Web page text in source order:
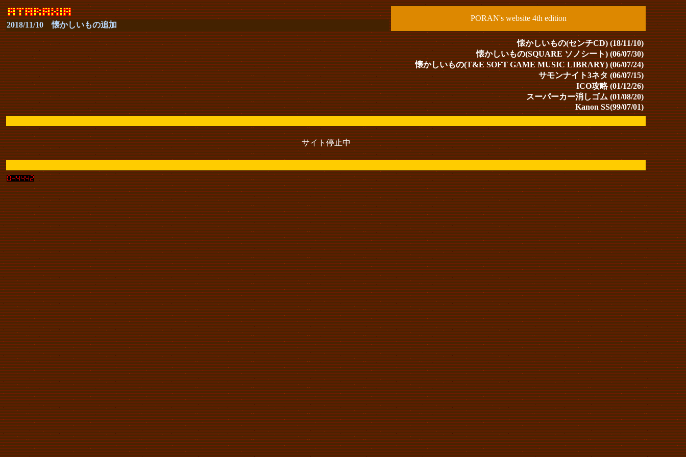
PORAN's website 4th edition
2018/11/10 懐かしいもの追加
懐かしいもの(センチCD) (18/11/10)
懐かしいもの(SQUARE ソノシート) (06/07/30)
懐かしいもの(T&E SOFT GAME MUSIC LIBRARY) (06/07/24)
サモンナイト3ネタ (06/07/15)
ICO攻略 (01/12/26)
スーパーカー消しゴム (01/08/20)
Kanon SS(99/07/01)
サイト停止中